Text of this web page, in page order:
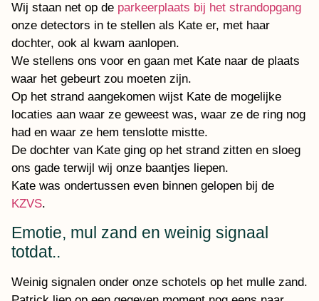
Wij staan net op de parkeerplaats bij het strandopgang
onze detectors in te stellen als Kate er, met haar
dochter, ook al kwam aanlopen.
We stellens ons voor en gaan met Kate naar de plaats
waar het gebeurt zou moeten zijn.
Op het strand aangekomen wijst Kate de mogelijke
locaties aan waar ze geweest was, waar ze de ring nog
had en waar ze hem tenslotte mistte.
De dochter van Kate ging op het strand zitten en sloeg
ons gade terwijl wij onze baantjes liepen.
Kate was ondertussen even binnen gelopen bij de
KZVS.
Emotie, mul zand en weinig signaal
totdat..
Weinig signalen onder onze schotels op het mulle zand.